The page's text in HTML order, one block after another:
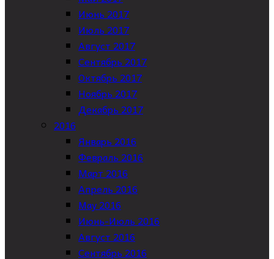
Июнь 2017
Июль 2017
Август 2017
Сентябрь 2017
Октябрь 2017
Ноябрь 2017
Декабрь 2017
2016
Январь 2016
Февраль 2016
Март 2016
Апрель 2016
May 2016
Июнь-Июль 2016
Август 2016
Сентябрь 2016